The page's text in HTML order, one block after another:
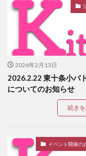
2026年2月13日
2026.2.22 東十条小バ
についてのお知らせ
続き
イベント開催の
活動報告
生
講習会のご報告